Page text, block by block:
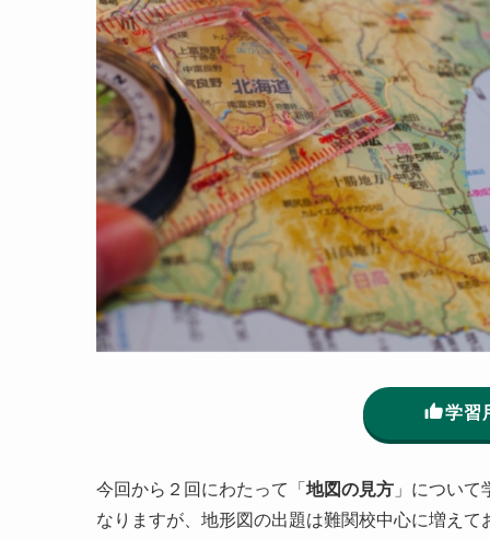
学習
今回から２回にわたって「 地図の見方 」につい
なりますが、地形図の出題は難関校中心に増え